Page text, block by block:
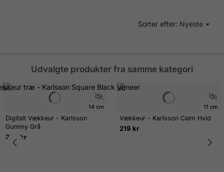
Sorter efter: Nyeste
Udvalgte produkter fra samme kategori
14 cm
Digitalt Vækkeur - Karlsson
Gummy Grå
299 kr
11 cm
Vækkeur - Karlsson Calm Hvid
219 kr